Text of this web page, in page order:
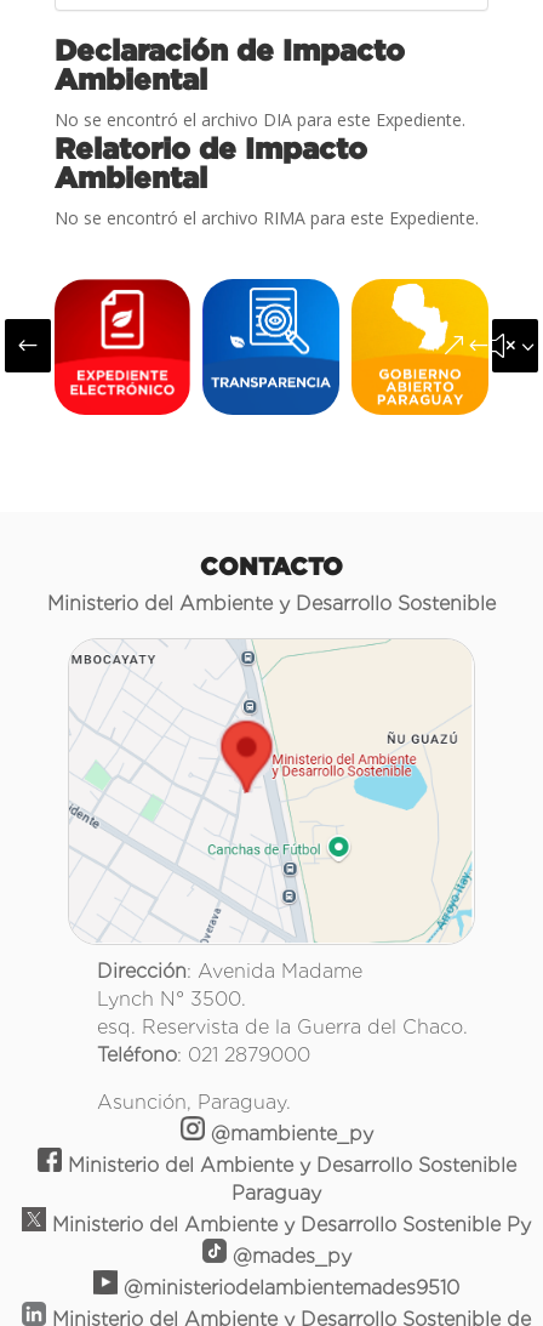
Declaración de Impacto
Ambiental
No se encontró el archivo DIA para este Expediente.
Relatorio de Impacto
Ambiental
No se encontró el archivo RIMA para este Expediente.
#
CONTACTO
Ministerio del Ambiente y Desarrollo Sostenible
Dirección: Avenida Madame
Lynch N° 3500.
esq. Reservista de la Guerra del Chaco.
Teléfono: 021 2879000
Asunción, Paraguay.
@mambiente_py
Ministerio del Ambiente y Desarrollo Sostenible
Paraguay
Ministerio del Ambiente y Desarrollo Sostenible Py
@mades_py
@ministeriodelambientemades9510
Ministerio del Ambiente y Desarrollo Sostenible de